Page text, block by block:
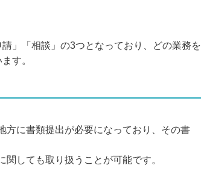
」「相談」の3つとなっており、どの業務を
す。
方に書類提出が必要になっており、その書
しても取り扱うことが可能です。